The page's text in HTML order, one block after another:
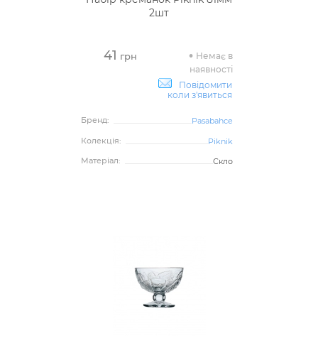
2шт
41 грн
Немає в
наявності
Повідомити
коли з'явиться
Бренд:
Pasabahce
Колекція:
Piknik
Матеріал:
Скло